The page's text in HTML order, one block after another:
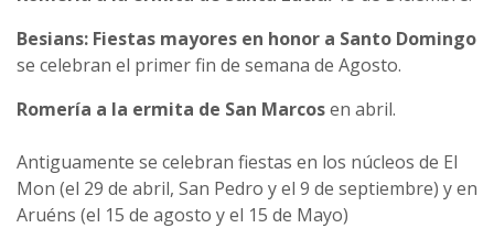
Besians: Fiestas mayores en honor a Santo Domingo
se celebran el primer fin de semana de Agosto.
Romería a la ermita de San Marcosen abril.
Antiguamente se celebran fiestas en los núcleos de El
Mon (el 29 de abril, San Pedro y el 9 de septiembre) y en
Aruéns (el 15 de agosto y el 15 de Mayo)